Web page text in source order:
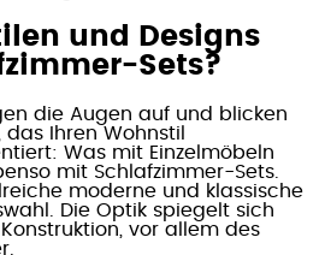
und Designs
Sets?
die Augen auf und blicken
Ihren Wohnstil
Was mit Einzelmöbeln
mit Schlafzimmer-Sets.
moderne und klassische
Die Optik spiegelt sich
vor allem des